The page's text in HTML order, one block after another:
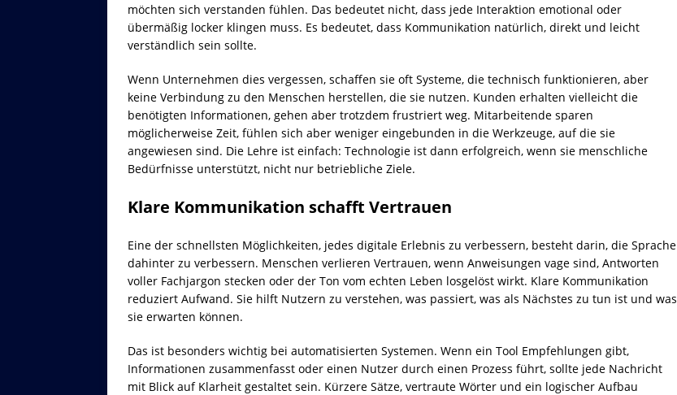
möchten sich verstanden fühlen. Das bedeutet nicht, dass jede Interaktion emotional oder
übermäßig locker klingen muss. Es bedeutet, dass Kommunikation natürlich, direkt und leicht
verständlich sein sollte.
Wenn Unternehmen dies vergessen, schaffen sie oft Systeme, die technisch funktionieren, aber
keine Verbindung zu den Menschen herstellen, die sie nutzen. Kunden erhalten vielleicht die
benötigten Informationen, gehen aber trotzdem frustriert weg. Mitarbeitende sparen
möglicherweise Zeit, fühlen sich aber weniger eingebunden in die Werkzeuge, auf die sie
angewiesen sind. Die Lehre ist einfach: Technologie ist dann erfolgreich, wenn sie menschliche
Bedürfnisse unterstützt, nicht nur betriebliche Ziele.
Klare Kommunikation schafft Vertrauen
Eine der schnellsten Möglichkeiten, jedes digitale Erlebnis zu verbessern, besteht darin, die Sprache
dahinter zu verbessern. Menschen verlieren Vertrauen, wenn Anweisungen vage sind, Antworten
voller Fachjargon stecken oder der Ton vom echten Leben losgelöst wirkt. Klare Kommunikation
reduziert Aufwand. Sie hilft Nutzern zu verstehen, was passiert, was als Nächstes zu tun ist und was
sie erwarten können.
Das ist besonders wichtig bei automatisierten Systemen. Wenn ein Tool Empfehlungen gibt,
Informationen zusammenfasst oder einen Nutzer durch einen Prozess führt, sollte jede Nachricht
mit Blick auf Klarheit gestaltet sein. Kürzere Sätze, vertraute Wörter und ein logischer Aufbau